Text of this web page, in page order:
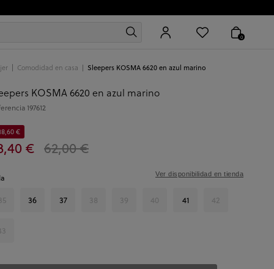
0
Comodidad en casa Sleepers KOSMA 6620 en azul marino
KOSMA 6620 en azul marino
197612
€ 62,00 €
€
35 36 37 38 39 40 41 42
Ver disponibilidad en tienda